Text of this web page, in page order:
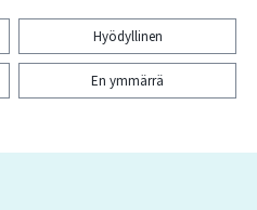
Hyödyllinen
En ymmärrä